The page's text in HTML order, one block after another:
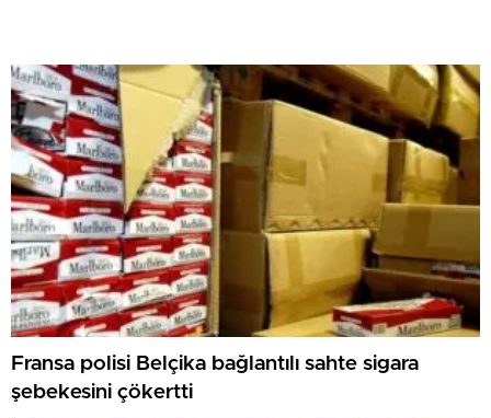
Fransa polisi Belçika bağlantılı sahte sigara
şebekesini çökertti